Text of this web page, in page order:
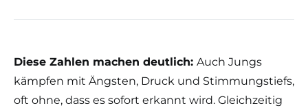
Diese Zahlen machen deutlich: Auch Jungs
kämpfen mit Ängsten, Druck und Stimmungstiefs,
oft ohne, dass es sofort erkannt wird. Gleichzeitig